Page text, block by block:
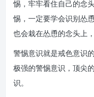
惕，牢牢看住自己的念
惕，一定要学会识别怂
也会栽在怂恿的念头上
警惕意识就是戒色意识
极强的警惕意识，顶尖
识。